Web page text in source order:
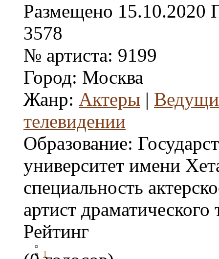
Размещено 15.10.2020
3578
№ артиста: 9199
Город: Москва
Жанр: Актеры |
телевидении
Образование:
университет имени
специальность
артист драматического
Рейтинг
1